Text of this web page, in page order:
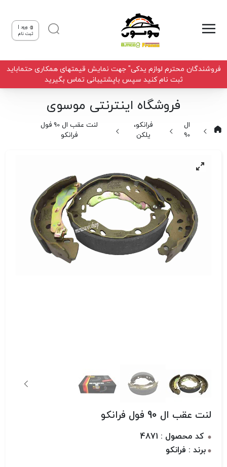
ورود |
ثبت نام
فروشندگان محترم لوازم یدکی" جهت نمایش قیمتهای همکاری حتماباید
ثبت نام کنید سپس باپشتیبانی تماس بگیرید
فروشگاه اینترنتی موسوی
ال
90
فرانکو،
یلکن
لنت عقب ال 90 فول
فرانکو
لنت عقب ال 90 فول فرانکو
کد محصول : 4871
برند : فرانکو